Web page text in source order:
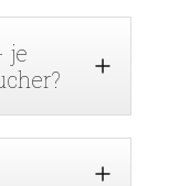
je